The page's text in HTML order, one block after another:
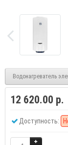
Водонагреватель
12 620.00 р.
Доступность: